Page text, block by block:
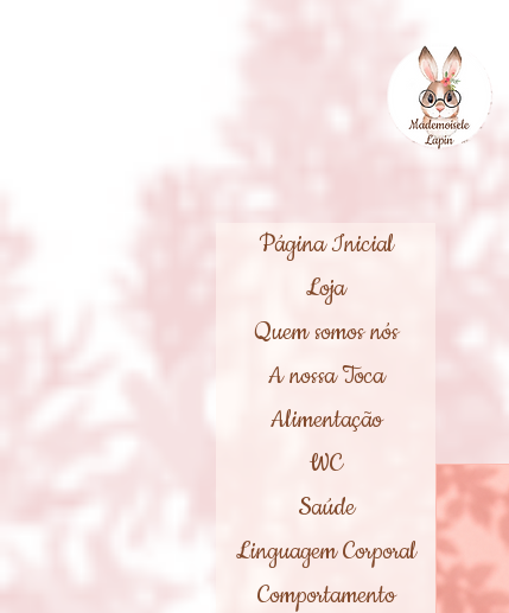
Página Inicial
Loja
Quem somos nós
A nossa Toca
Alimentação
WC
Saúde
Linguagem Corporal
Comportamento